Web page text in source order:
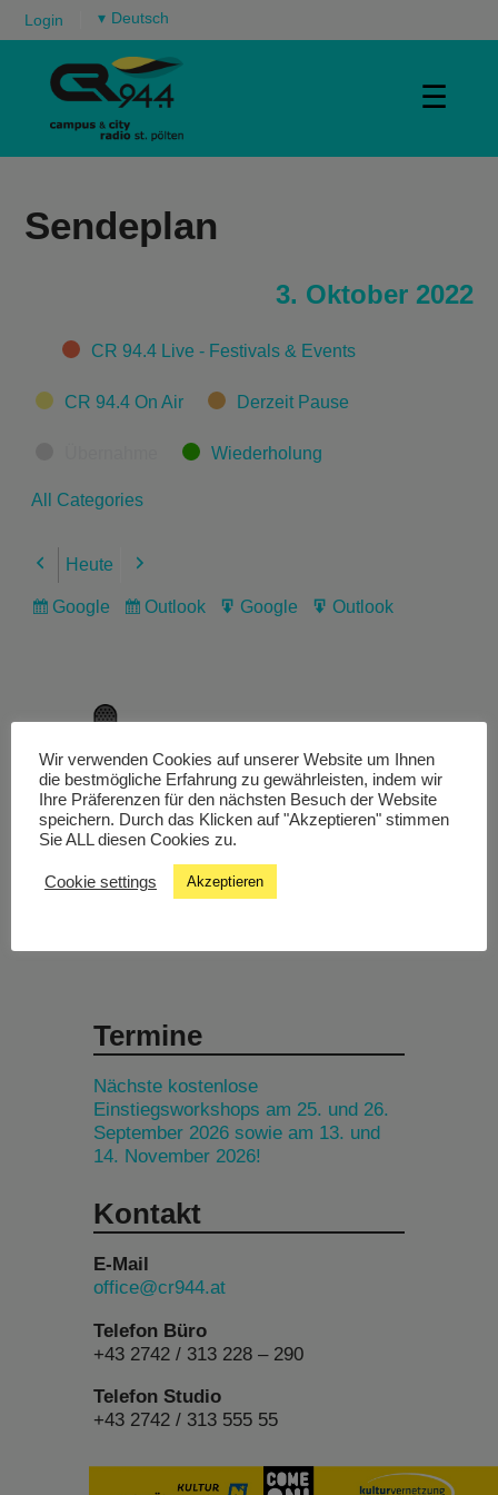
Login ▾
☰
Sendeplan
3. Oktober 2022
CategoriesCR 94.4 Live - Festivals & Events
CR 94.4 On Air Derzeit Pause
Wiederholung
All Categories
Previous
Heute Next
Subscribe
Google
Subscribe
Outlook
Export
Google
Export
Outlook
Livestream
Studiochat
Termine
Nächste kostenlose
Einstiegsworkshops am 25. und 26.
September 2026 sowie am 13. und
14. November 2026!
Kontakt
E-Mail
office@cr944.at
Telefon Büro
+43 2742 / 313 228 – 290
Telefon Studio
+43 2742 / 313 555 55
Wir verwenden Cookies auf unserer Website um Ihnen
die bestmögliche Erfahrung zu gewährleisten, indem wir
Ihre Präferenzen für den nächsten Besuch der Website
speichern. Durch das Klicken auf "Akzeptieren" stimmen
Sie ALL diesen Cookies zu.
Cookie settings Akzeptieren